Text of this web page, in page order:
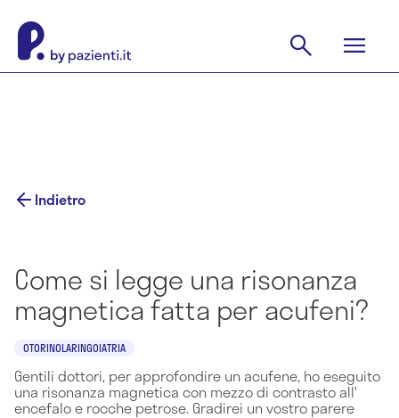
Indietro
Come si legge una risonanza
magnetica fatta per acufeni?
OTORINOLARINGOIATRIA
Gentili dottori, per approfondire un acufene, ho eseguito
una risonanza magnetica con mezzo di contrasto all'
encefalo e rocche petrose. Gradirei un vostro parere